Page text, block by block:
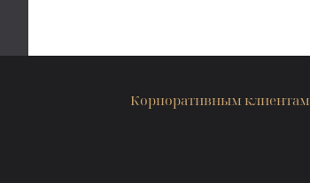
Корпоративным клиентам